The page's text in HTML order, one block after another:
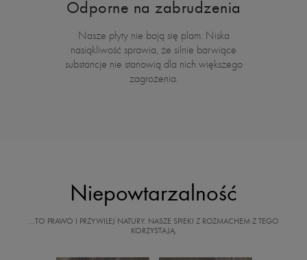
Odporne na zabrudzenia
Nasze płyty nie boją się plam. Niska
nasiąkliwość sprawia, że silnie barwiące
substancje nie stanowią dla nich większego
zagrożenia.
Niepowtarzalność
…TO PRAWO I PRZYWILEJ NATURY. NASZE SPIEKI Z ROZMACHEM Z TEGO
KORZYSTAJĄ.